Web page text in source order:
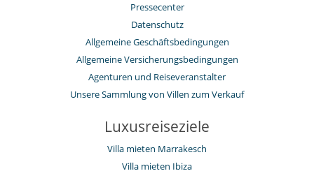
Pressecenter
Datenschutz
Allgemeine Geschäftsbedingungen
Allgemeine Versicherungsbedingungen
Agenturen und Reiseveranstalter
Unsere Sammlung von Villen zum Verkauf
Luxusreiseziele
Villa mieten Marrakesch
Villa mieten Ibiza